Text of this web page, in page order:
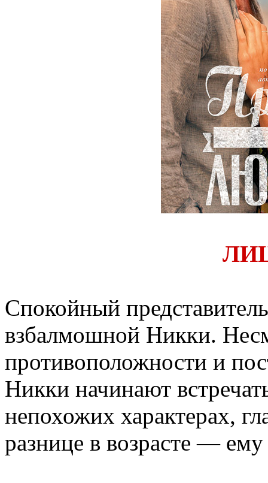
Спокойный
взбалмошной Никки.
противоположности и
Никки начинают
непохожих характерах,
разнице в возрасте —